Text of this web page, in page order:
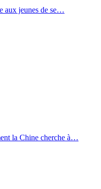
aux jeunes de se…
la Chine cherche à…